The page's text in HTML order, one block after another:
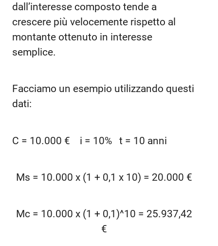
dall’interesse composto tende a
crescere più velocemente rispetto al
montante ottenuto in interesse
semplice.
Facciamo un esempio utilizzando questi
dati:
C = 10.000 € i = 10% t = 10 anni
Ms = 10.000 x (1 + 0,1 x 10) = 20.000 €
Mc = 10.000 x (1 + 0,1)^10 = 25.937,42
€